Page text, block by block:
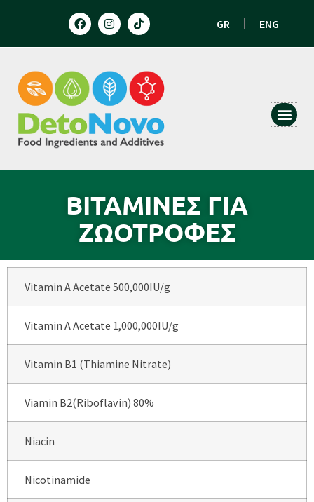
GR ENG
ΒΙΤΑΜΙΝΕΣ ΓΙΑ
ΖΩΟΤΡΟΦΕΣ
Vitamin A Acetate 500,000IU/g
Vitamin A Acetate 1,000,000IU/g
Vitamin B1 (Thiamine Nitrate)
Viamin B2(Riboflavin) 80%
Niacin
Nicotinamide